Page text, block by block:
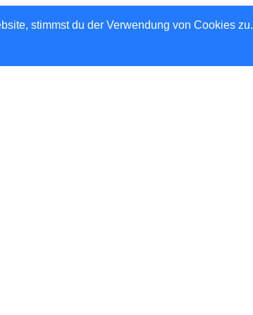
stimmst du der Verwendung von Cookies zu.